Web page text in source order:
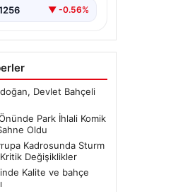
▼ -0.56%
Devlet Bahçeli
Park İhlali Komik
Oldu
Kadrosunda Sturm
Değişiklikler
Kalite ve bahçe